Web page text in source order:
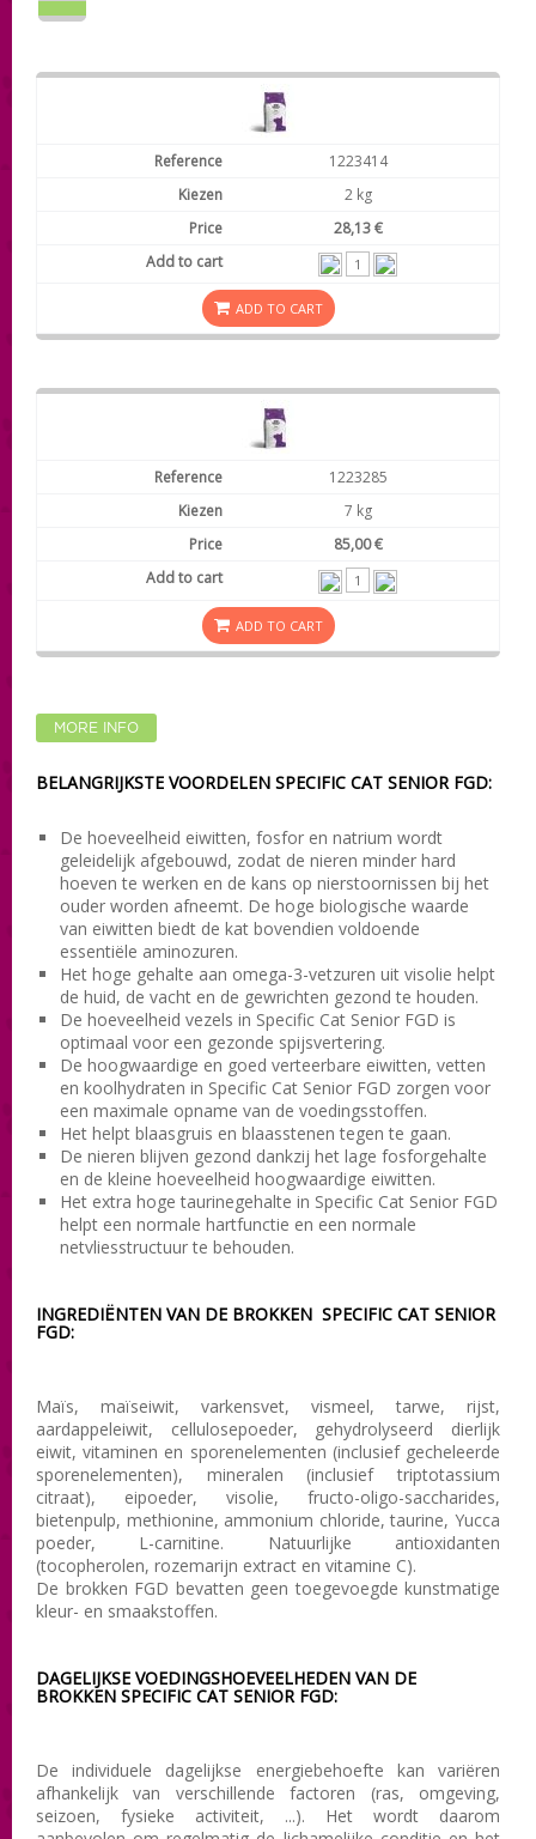
1223414
2 kg
28,13 €
ADD TO CART
1223285
7 kg
85,00 €
ADD TO CART
MORE INFO
BELANGRIJKSTE VOORDELEN SPECIFIC CAT SENIOR FGD:
De hoeveelheid eiwitten, fosfor en natrium wordt
geleidelijk afgebouwd, zodat de nieren minder hard
hoeven te werken en de kans op nierstoornissen bij het
ouder worden afneemt. De hoge biologische waarde
van eiwitten biedt de kat bovendien voldoende
essentiële aminozuren.
Het hoge gehalte aan omega-3-vetzuren uit visolie helpt
de huid, de vacht en de gewrichten gezond te houden.
De hoeveelheid vezels in Specific Cat Senior FGD is
optimaal voor een gezonde spijsvertering.
De hoogwaardige en goed verteerbare eiwitten, vetten
en koolhydraten in Specific Cat Senior FGD zorgen voor
een maximale opname van de voedingsstoffen.
Het helpt blaasgruis en blaasstenen tegen te gaan.
De nieren blijven gezond dankzij het lage fosforgehalte
en de kleine hoeveelheid hoogwaardige eiwitten.
Het extra hoge taurinegehalte in Specific Cat Senior FGD
helpt een normale hartfunctie en een normale
netvliesstructuur te behouden.
INGREDIËNTEN VAN DE BROKKEN SPECIFIC CAT SENIOR
FGD:
Maïs, maïseiwit, varkensvet, vismeel, tarwe, rijst,
aardappeleiwit, cellulosepoeder, gehydrolyseerd dierlijk
eiwit, vitaminen en sporenelementen (inclusief gecheleerde
sporenelementen), mineralen (inclusief triptotassium
citraat), eipoeder, visolie, fructo-oligo-saccharides,
bietenpulp, methionine, ammonium chloride, taurine, Yucca
poeder, L-carnitine. Natuurlijke antioxidanten
(tocopherolen, rozemarijn extract en vitamine C).
De brokken FGD bevatten geen toegevoegde kunstmatige
kleur- en smaakstoffen.
DAGELIJKSE VOEDINGSHOEVEELHEDEN VAN DE
BROKKEN SPECIFIC CAT SENIOR FGD:
De individuele dagelijkse energiebehoefte
kan variëren
afhankelijk van
verschillende factoren (ras, omgeving,
seizoen,
fysieke activiteit, ...). Het
wordt daarom